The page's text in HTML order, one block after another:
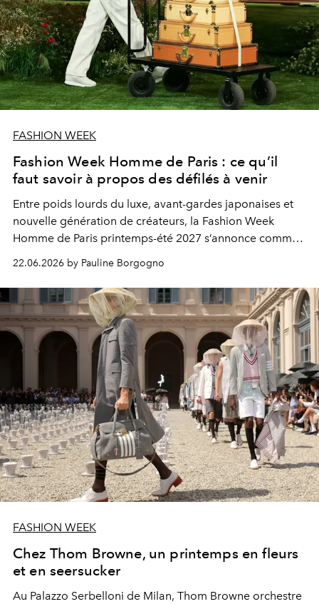
FASHION WEEK
Fashion Week Homme de Paris : ce qu’il
faut savoir à propos des défilés à venir
Entre poids lourds du luxe, avant-gardes japonaises et
nouvelle génération de créateurs, la Fashion Week
Homme de Paris printemps-été 2027 s’annonce comme
une édition placée sous le signe du dialogue entre
héritage, expérimentation et désirabilité mondiale.
22.06.2026 by Pauline Borgogno
FASHION WEEK
Chez Thom Browne, un printemps en fleurs
et en seersucker
Au Palazzo Serbelloni de Milan, Thom Browne orchestre